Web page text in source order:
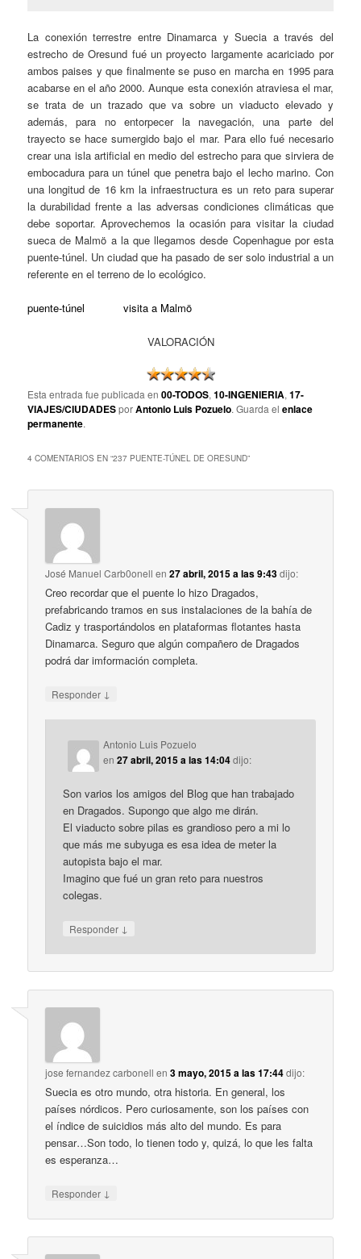
La conexión terrestre entre Dinamarca y Suecia a través del
estrecho de Oresund fué un proyecto largamente acariciado por
ambos paises y que finalmente se puso en marcha en 1995 para
acabarse en el año 2000. Aunque esta conexión atraviesa el mar,
se trata de un trazado que va sobre un viaducto elevado y
además, para no entorpecer la navegación, una parte del
trayecto se hace sumergido bajo el mar. Para ello fué necesario
crear una isla artificial en medio del estrecho para que sirviera de
embocadura para un túnel que penetra bajo el lecho marino. Con
una longitud de 16 km la infraestructura es un reto para superar
la durabilidad frente a las adversas condiciones climáticas que
debe soportar. Aprovechemos la ocasión para visitar la ciudad
sueca de Malmö a la que llegamos desde Copenhague por esta
puente-túnel. Un ciudad que ha pasado de ser solo industrial a un
referente en el terreno de lo ecológico.
puente-túnel visita a Malmö
VALORACIÓN
Esta entrada fue publicada en00-TODOS,10-INGENIERIA,17-
VIAJES/CIUDADESporAntonio Luis Pozuelo. Guarda elenlace
permanente.
4 COMENTARIOS EN “237 PUENTE-TÚNEL DE ORESUND”
José Manuel Carb0onell en27 abril, 2015 a las 9:43dijo:
Creo recordar que el puente lo hizo Dragados,
prefabricando tramos en sus instalaciones de la bahía de
Cadiz y trasportándolos en plataformas flotantes hasta
Dinamarca. Seguro que algún compañero de Dragados
podrá dar imformación completa.
Responder ↓
Antonio Luis Pozuelo
en27 abril, 2015 a las 14:04dijo:
Son varios los amigos del Blog que han trabajado
en Dragados. Supongo que algo me dirán.
El viaducto sobre pilas es grandioso pero a mi lo
que más me subyuga es esa idea de meter la
autopista bajo el mar.
Imagino que fué un gran reto para nuestros
colegas.
Responder ↓
jose fernandez carbonell en3 mayo, 2015 a las 17:44dijo:
Suecia es otro mundo, otra historia. En general, los
países nórdicos. Pero curiosamente, son los países con
el índice de suicidios más alto del mundo. Es para
pensar…Son todo, lo tienen todo y, quizá, lo que les falta
es esperanza…
Responder ↓